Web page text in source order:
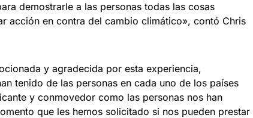
demostrarle a las personas todas las cosas
acción en contra del cambio climático», contó Chris
y agradecida por esta experiencia,
tenido de las personas en cada uno de los países
y conmovedor como las personas nos han
que les hemos solicitado si nos pueden prestar